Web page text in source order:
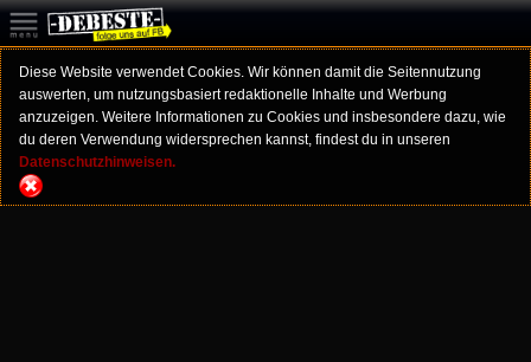
Diese Website verwendet Cookies. Wir können damit die Seitennutzung
auswerten, um nutzungsbasiert redaktionelle Inhalte und Werbung
anzuzeigen. Weitere Informationen zu Cookies und insbesondere dazu, wie
du deren Verwendung widersprechen kannst, findest du in unseren
Datenschutzhinweisen.